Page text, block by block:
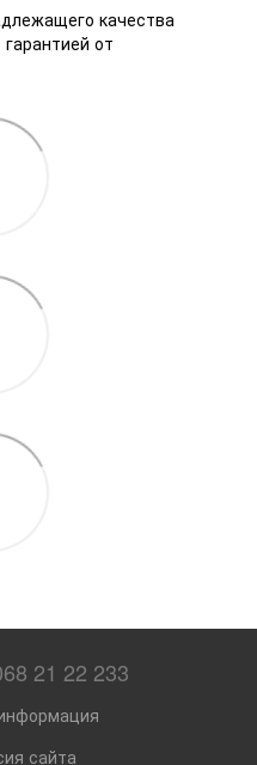
качества
от
21 22 233
сайта